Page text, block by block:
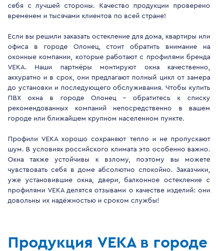
себя с лучшей стороны. Качество продукции проверено
временем и тысячами клиентов по всей стране!
Если вы решили заказать остекление для дома, квартиры или
офиса в городе Олонец, стоит обратить внимание на
оконные компании, которые работают с профилями бренда
VEKA. Наши партнёры монтируют окна качественно,
аккуратно и в срок, они предлагают полный цикл от замера
до установки и последующего обслуживания. Чтобы купить
ПВХ окна в городе Олонец - обратитесь к списку
рекомендованных компаний непосредственно в вашем
городе или ближайшем крупном населенном пункте.
Профили VEKA хорошо сохраняют тепло и не пропускают
шум. В условиях российского климата это особенно важно.
Окна также устойчивы к взлому, поэтому вы можете
чувствовать себя в доме абсолютно спокойно. Заказчики,
уже установившие окна, двери, балконное остекление с
профилями VEKA делятся отзывами о качестве изделий: они
довольны их надёжностью и сроком службы!
Продукция VEKA в городе